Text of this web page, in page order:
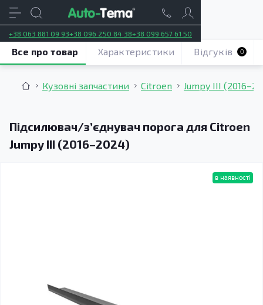
+38 063 881 09 93+38 096 250 84 38+38 099 657 61 50
Кузовні запчастини Citroen Jumpy III
Підсилювач/зʼєднувач порога для Citroen
Jumpy III (2016–2024)
Все про товар Характеристики Відгуків 0
в наявності